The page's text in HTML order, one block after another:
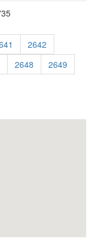
2642
2648
2649